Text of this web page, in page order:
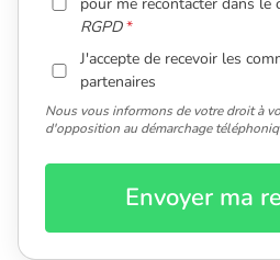
pour me recontacter dans le
RGPD
J'accepte de recevoir les
partenaires
Nous vous informons de votre droit à
d'opposition au démarchage
Envoyer ma